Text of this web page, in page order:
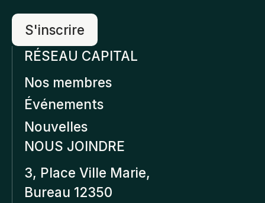
RÉSEAU CAPITAL
Nos membres
Événements
Nouvelles
NOUS JOINDRE
3, Place Ville Marie,
Bureau 12350